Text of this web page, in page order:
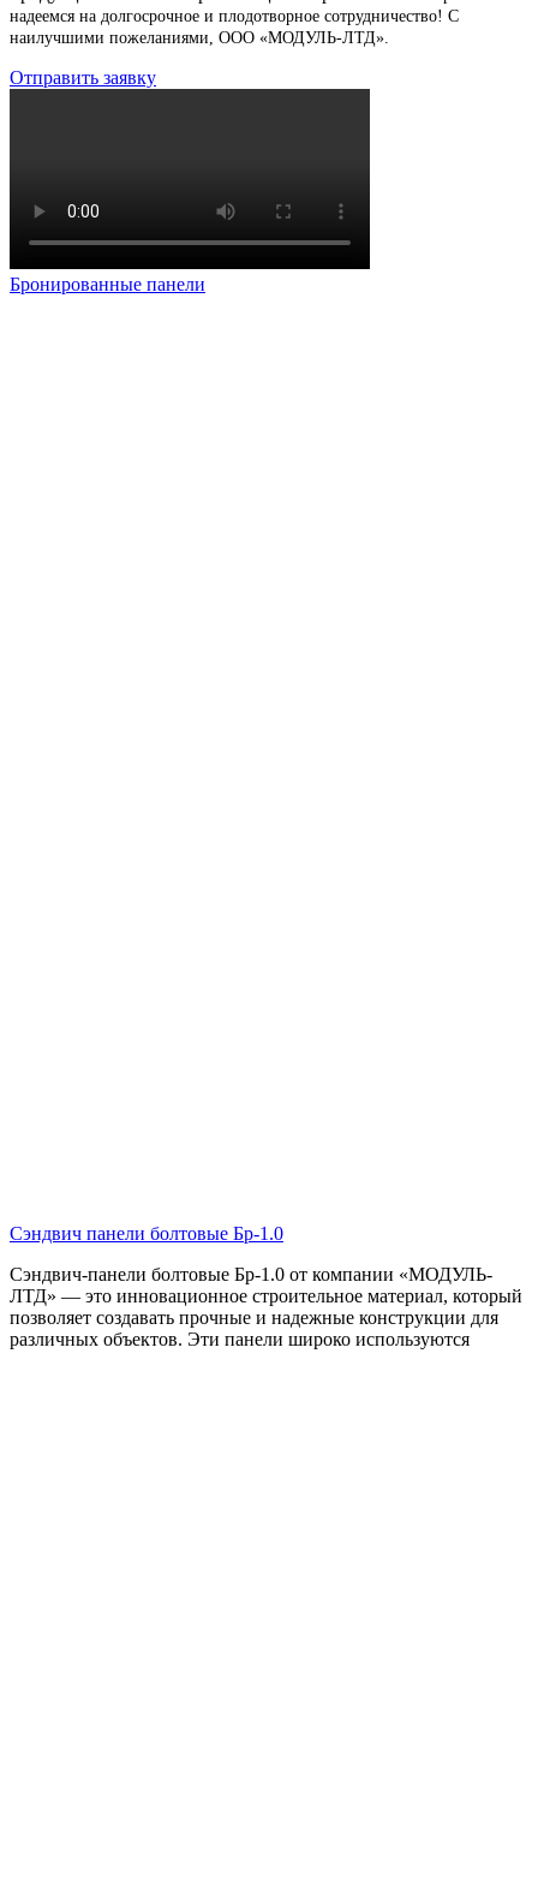
надеемся на долгосрочное и плодотворное сотрудничество! С
наилучшими пожеланиями, ООО «МОДУЛЬ-ЛТД».
Отправить заявку
Бронированные панели
Сэндвич панели болтовые Бр-1.0
Сэндвич-панели болтовые Бр-1.0 от компании «МОДУЛЬ-
ЛТД» — это инновационное строительное материал, который
позволяет создавать прочные и надежные конструкции для
различных объектов. Эти панели широко используются